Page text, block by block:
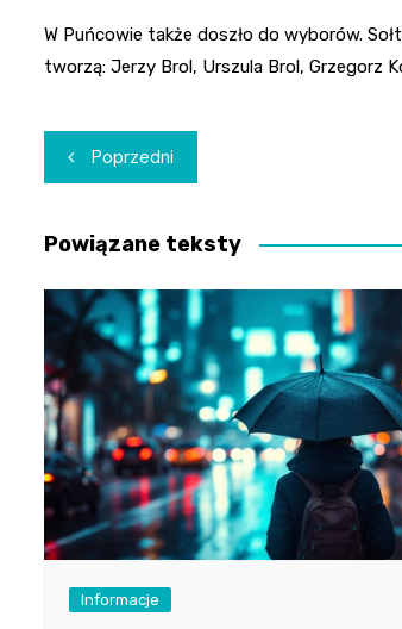
W Puńcowie także doszło do wyborów.
tworzą: Jerzy Brol, Urszula Brol, Grzegorz
Nawigacja
wpisu
Poprzedni
Powiązane teksty
Informacje